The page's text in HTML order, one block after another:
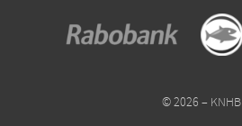
© 2026 – KNHB